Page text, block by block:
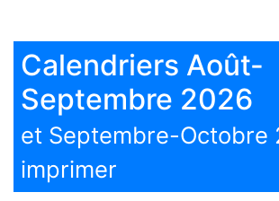
Calendriers Août-
Septembre 2026
et Septembre-Octobre
imprimer